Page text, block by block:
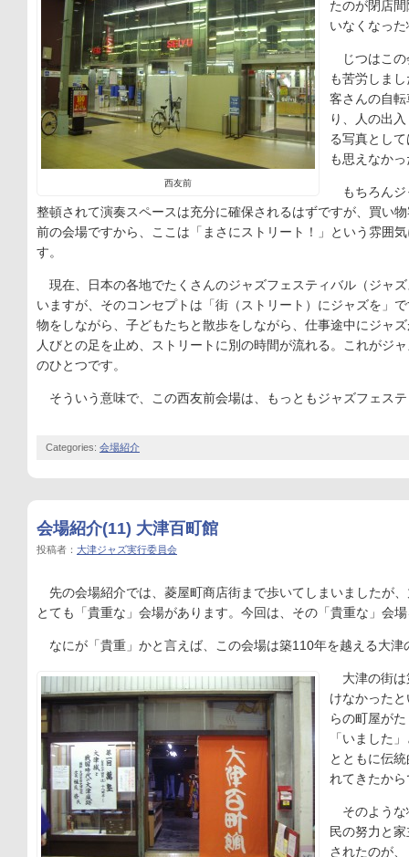
西友前
たのが閉店
いなくなっ
じつはこの
も苦労しま
客さんの自
り、人の出
る写真とし
も思えなか
もちろんジ
整頓されて演奏スペースは充分に確保されるはずですが、買い
前の会場ですから、ここは「まさにストリート！」という雰囲
す。
現在、日本の各地でたくさんのジャズフェスティバル（ジャ
いますが、そのコンセプトは「街（ストリート）にジャズを」
物をしながら、子どもたちと散歩をしながら、仕事途中にジャ
人びとの足を止め、ストリートに別の時間が流れる。これがジ
のひとつです。
そういう意味で、この西友前会場は、もっともジャズフェス
Categories: 会場紹介
会場紹介(11) 大津百町館
投稿者： 大津ジャズ実行委員会
先の会場紹介では、菱屋町商店街まで歩いてしまいましたが
とても「貴重な」会場があります。今回は、その「貴重な」会
なにが「貴重」かと言えば、この会場は築110年を越える大津
大津の街は
けなかった
らの町屋が
「いました
とともに伝
れてきたから
そのような
民の努力と
されたのが